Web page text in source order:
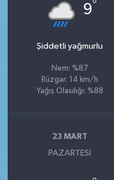
9°
Şiddetli yağmurlu
Nem: %87
Rüzgar: 14 km/h
Yağış Olasılığı: %88
23 MART
PAZARTESI